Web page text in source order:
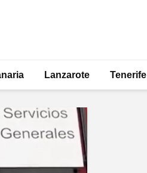
Lanzarote Tenerife